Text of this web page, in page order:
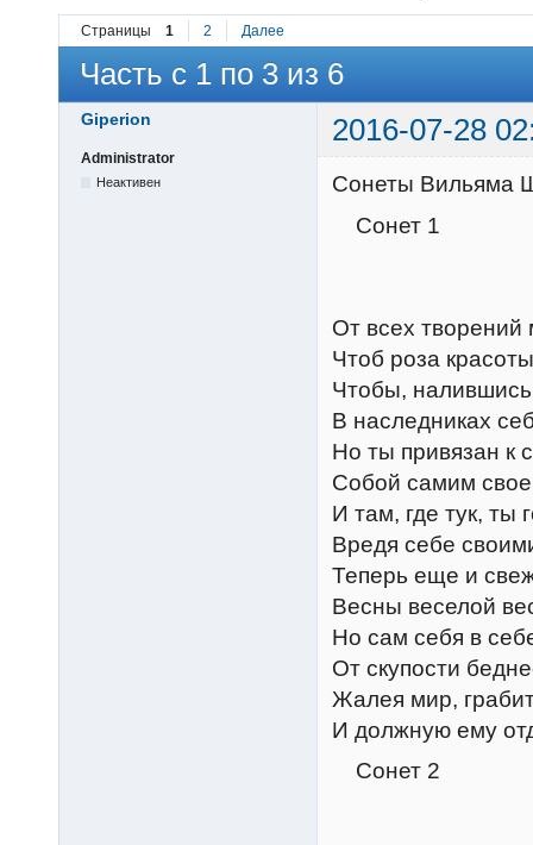
Страницы 1 2 Далее
Часть с 1 по 3 из 6
Giperion 2016-07-28
Administrator
Неактивен
Сонеты Вильяма
Сонет 1
От всех
Чтоб роза
Чтобы,
В наследниках
Но ты привязан к
Собой самим
И там, где тук, ты
Вредя себе
Теперь еще и
Весны веселой
Но сам себя в
От скупости
Жалея мир,
И должную ему
Сонет 2